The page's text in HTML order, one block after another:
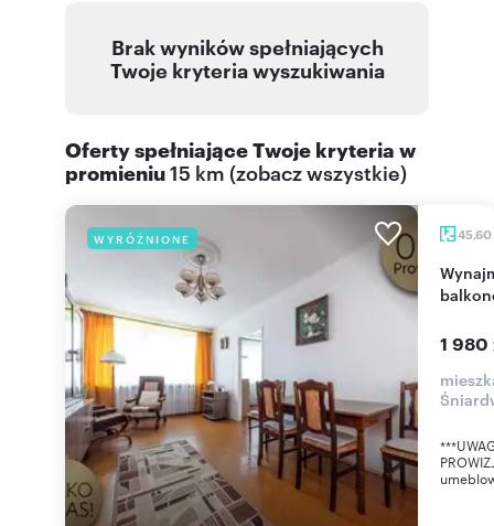
Brak wyników spełniających
Twoje kryteria wyszukiwania
Oferty spełniające Twoje kryteria w
promieniu15 km (zobacz wszystkie)
WYRÓŻNIONE 45,60
Wynajmę przestronne 2-pokojowe mieszkanie z
1 980